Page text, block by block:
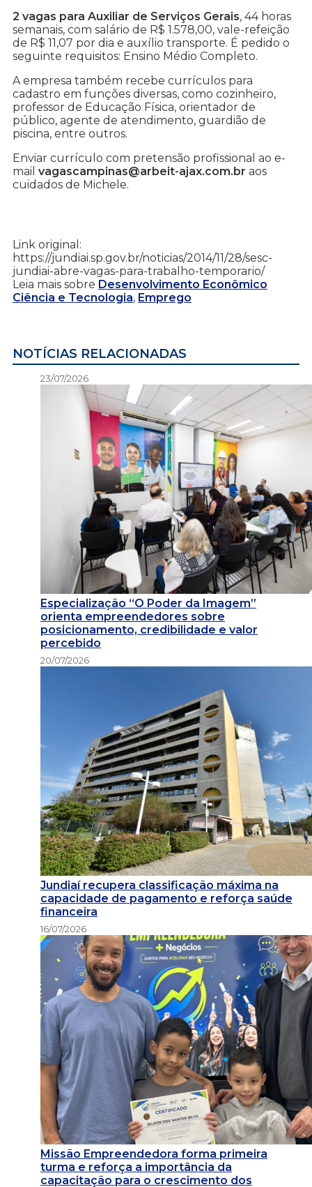
2 vagas para Auxiliar de Serviços Gerais, 44 horas
semanais, com salário de R$ 1.578,00, vale-refeição
de R$ 11,07 por dia e auxílio transporte. É pedido o
seguinte requisitos: Ensino Médio Completo.
A empresa também recebe currículos para
cadastro em funções diversas, como cozinheiro,
professor de Educação Física, orientador de
público, agente de atendimento, guardião de
piscina, entre outros.
Enviar currículo com pretensão profissional ao e-
mail vagascampinas@arbeit-ajax.com.br aos
cuidados de Michele.
Link original:
https://jundiai.sp.gov.br/noticias/2014/11/28/sesc-
jundiai-abre-vagas-para-trabalho-temporario/
Leia mais sobre Desenvolvimento Econômico
Ciência e Tecnologia, Emprego
NOTÍCIAS RELACIONADAS
23/07/2026
Especialização “O Poder da Imagem”
orienta empreendedores sobre
posicionamento, credibilidade e valor
percebido
20/07/2026
Jundiaí recupera classificação máxima na
capacidade de pagamento e reforça saúde
financeira
16/07/2026
Missão Empreendedora forma primeira
turma e reforça a importância da
capacitação para o crescimento dos